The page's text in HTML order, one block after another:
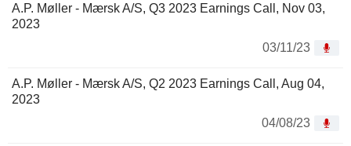
A.P. Møller - Mærsk A/S, Q3 2023 Earnings Call, Nov 03,
2023
03/11/23
A.P. Møller - Mærsk A/S, Q2 2023 Earnings Call, Aug 04,
2023
04/08/23